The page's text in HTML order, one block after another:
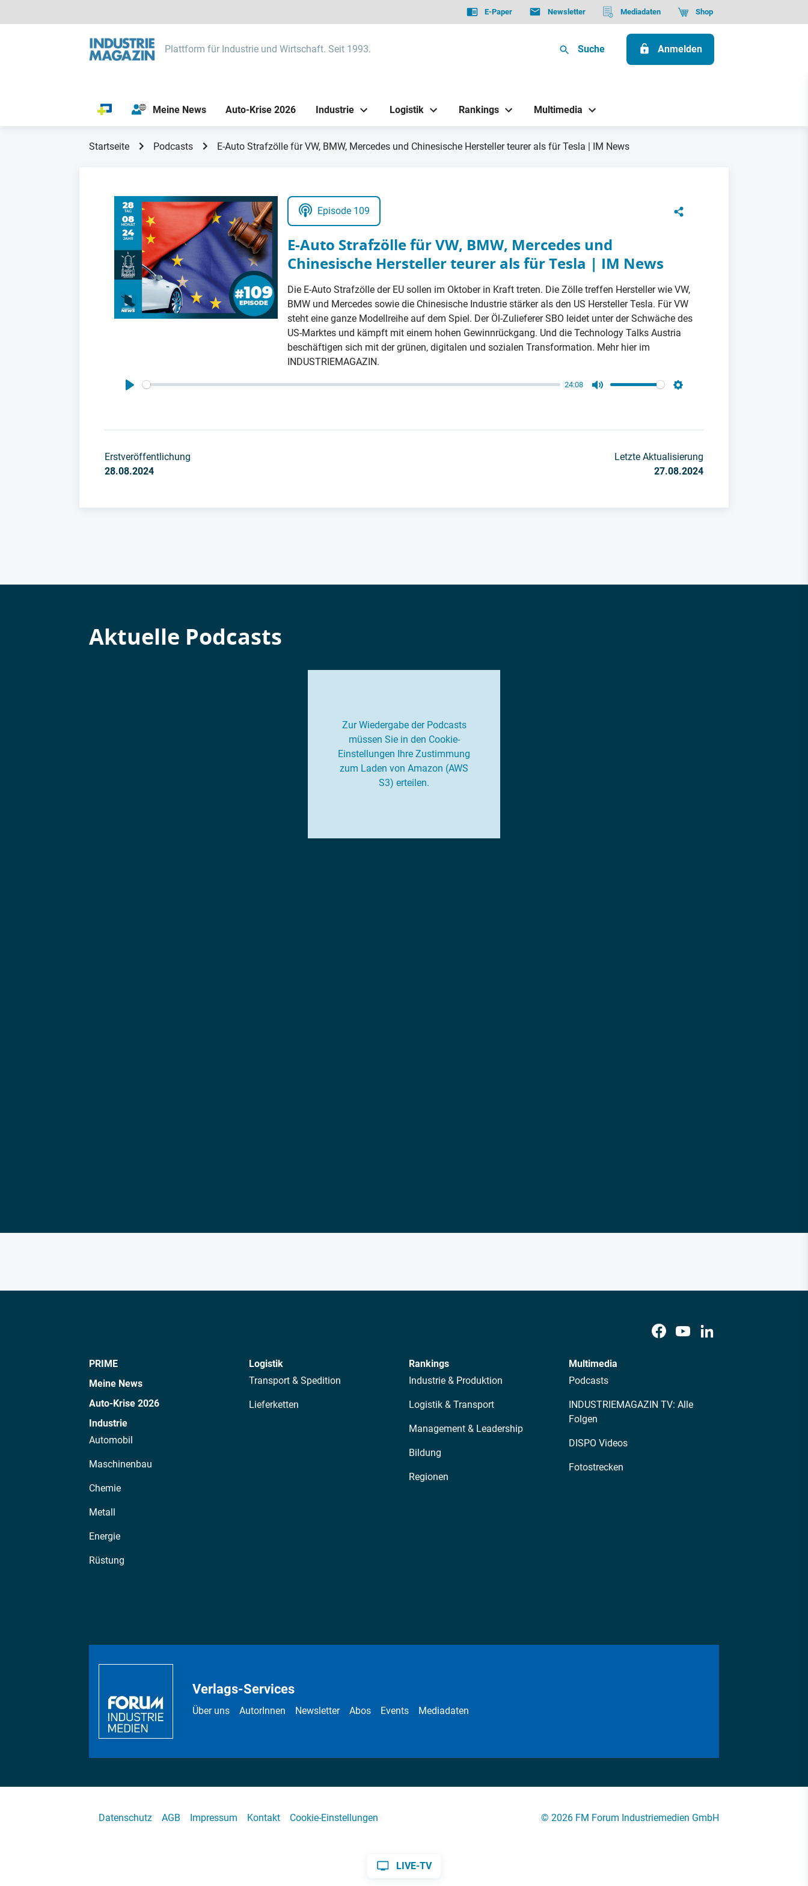
E-Paper Newsletter Mediadaten Shop
Plattform für Industrie und Wirtschaft. Seit 1993. Suche Anmelden
Meine News Auto-Krise 2026 Industrie Logistik Rankings Multimedia
Startseite Podcasts E-Auto Strafzölle für VW, BMW, Mercedes und Chinesische Hersteller teurer als für Tesla | IM News
Episode 109
E-Auto Strafzölle für VW, BMW, Mercedes und
Chinesische Hersteller teurer als für Tesla | IM News
Die E-Auto Strafzölle der EU sollen im Oktober in Kraft treten. Die Zölle treffen Hersteller wie VW,
BMW und Mercedes sowie die Chinesische Industrie stärker als den US Hersteller Tesla. Für VW
steht eine ganze Modellreihe auf dem Spiel. Der Öl-Zulieferer SBO leidet unter der Schwäche des
US-Marktes und kämpft mit einem hohen Gewinnrückgang. Und die Technology Talks Austria
beschäftigen sich mit der grünen, digitalen und sozialen Transformation. Mehr hier im
INDUSTRIEMAGAZIN.
24:08
Erstveröffentlichung
28.08.2024
Letzte Aktualisierung
27.08.2024
Aktuelle Podcasts
Zur Wiedergabe der Podcasts
müssen Sie in den Cookie-
Einstellungen Ihre Zustimmung
zum Laden von Amazon (AWS
S3) erteilen.
PRIME
Meine News
Auto-Krise 2026
Industrie
Automobil
Maschinenbau
Chemie
Metall
Energie
Rüstung
Logistik
Transport & Spedition
Lieferketten
Rankings
Industrie & Produktion
Logistik & Transport
Management & Leadership
Bildung
Regionen
Multimedia
Podcasts
INDUSTRIEMAGAZIN TV: Alle
Folgen
DISPO Videos
Fotostrecken
Verlags-Services
Über uns AutorInnen Newsletter Abos Events Mediadaten
Datenschutz AGB Impressum Kontakt Cookie-Einstellungen © 2026 FM Forum Industriemedien GmbH
LIVE-TV